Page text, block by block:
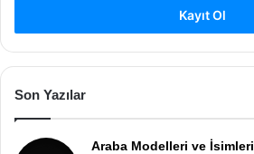
Kayıt Ol
Son Yazılar
Araba Modelleri ve İsimleri